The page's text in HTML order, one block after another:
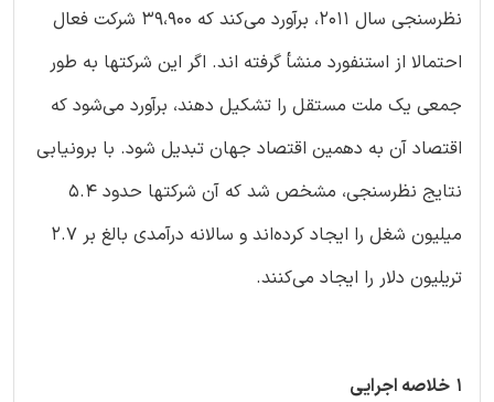
نظرسنجی سال 2011، برآورد می‌کند که 39،900 شرکت فعال
احتمالا از استنفورد منشأ گرفته اند. اگر این شرکتها به طور
جمعی یک ملت مستقل را تشکیل دهند، برآورد می‌شود که
اقتصاد آن به دهمین اقتصاد جهان تبدیل شود. با برونیابی
نتایج نظرسنجی، مشخص شد که آن شرکتها حدود 5.4
میلیون شغل را ایجاد کرده‌اند و سالانه درآمدی بالغ بر 2.7
تریلیون دلار را ایجاد می‌کنند.
1 خلاصه اجرایی